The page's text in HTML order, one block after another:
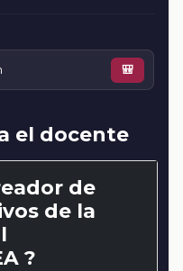
🎒
el docente
de
de la
?